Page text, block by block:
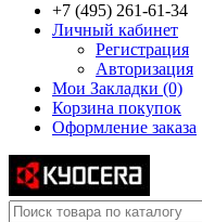
+7 (495) 261-61-34
Личный кабинет
Регистрация
Авторизация
Мои Закладки (0)
Корзина покупок
Оформление заказа